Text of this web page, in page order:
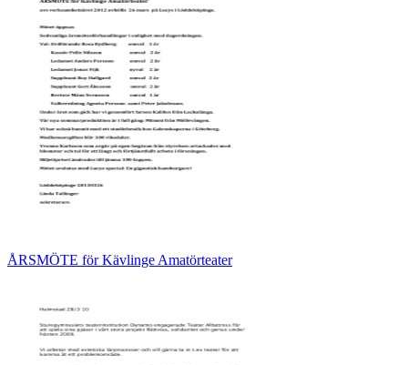
ÅRSMÖTE för Kävlinge Amatörteater